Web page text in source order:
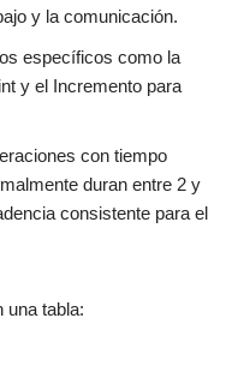
y la comunicación.
específicos como la
y el Incremento para
con tiempo
duran entre 2 y
consistente para el
una tabla: